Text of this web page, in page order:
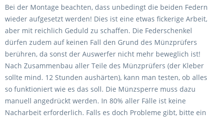
Bei der Montage beachten, dass unbedingt die beiden Federn
wieder aufgesetzt werden! Dies ist eine etwas fickerige Arbeit,
aber mit reichlich Geduld zu schaffen. Die Federschenkel
dürfen zudem auf keinen Fall den Grund des Münzprüfers
berühren, da sonst der Auswerfer nicht mehr beweglich ist!
Nach Zusammenbau aller Teile des Münzprüfers (der Kleber
sollte mind. 12 Stunden aushärten), kann man testen, ob alles
so funktioniert wie es das soll. Die Münzsperre muss dazu
manuell angedrückt werden. In 80% aller Fälle ist keine
Nacharbeit erforderlich. Falls es doch Probleme gibt, bitte ein